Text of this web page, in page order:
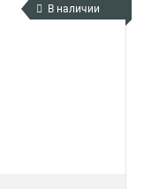
В наличии